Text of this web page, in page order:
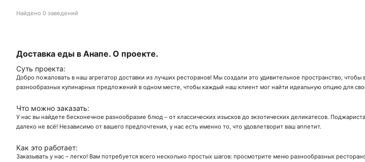
Найдено 0 заведений
Доставка еды в Анапе. О проекте.
Суть проекта:
Добро пожаловать в наш агрегатор доставки из лучших ресторанов! Мы создали это удивительное пространство,
разнообразных кулинарных предложений в одном месте, чтобы каждый наш клиент мог найти идеальную опцию для
Что можно заказать:
У нас вы найдете бесконечное разнообразие блюд – от классических изысков до экзотических деликатесов.
далеко не всё! Независимо от вашего предпочтения, у нас есть именно то, что удовлетворит ваш аппетит.
Как это работает:
Заказывать у нас – легко! Вам потребуется всего несколько простых шагов: просмотрите меню разнообразных